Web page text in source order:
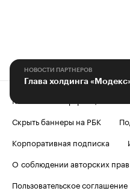
НОВОСТИ ПАРТНЕРОВ
Контактная информация
Скрыть баннеры на РБК
Корпоративная подписка
О соблюдении авторских прав
Пользовательское соглашение